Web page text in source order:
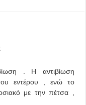
. Η αντιβίωση
του εντέρου , ενώ το
με την πέτσα ,